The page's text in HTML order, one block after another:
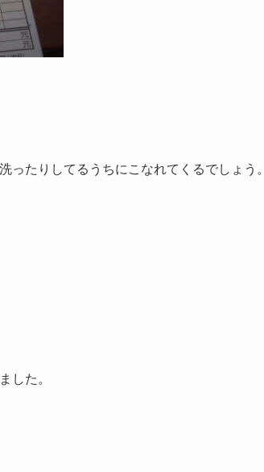
ったりしてるうちにこなれてくるでしょう。
した。